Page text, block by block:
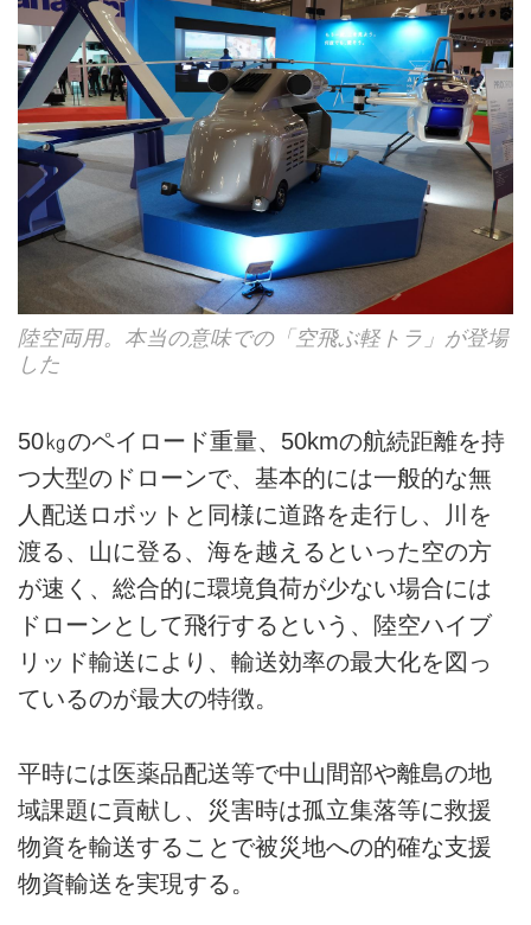
陸空両用。本当の意味での「空飛ぶ軽トラ」が登場
した
50㎏のペイロード重量、50kmの航続距離を持
つ大型のドローンで、基本的には一般的な無
人配送ロボットと同様に道路を走行し、川を
渡る、山に登る、海を越えるといった空の方
が速く、総合的に環境負荷が少ない場合には
ドローンとして飛行するという、陸空ハイブ
リッド輸送により、輸送効率の最大化を図っ
ているのが最大の特徴。
平時には医薬品配送等で中山間部や離島の地
域課題に貢献し、災害時は孤立集落等に救援
物資を輸送することで被災地への的確な支援
物資輸送を実現する。